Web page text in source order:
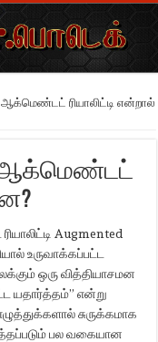
ஆக்மெண்டட் ரியாலிட்டி என்றால்
ஆக்மெண்டட்
Augmented
உருவாக்கப்பட்ட
ஒரு வித்தியாசமன
யதார்த்தம்” என்று
சுருக்கமாக
பல வகையான